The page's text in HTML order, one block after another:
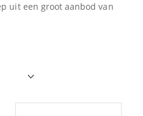
uit een groot aanbod van